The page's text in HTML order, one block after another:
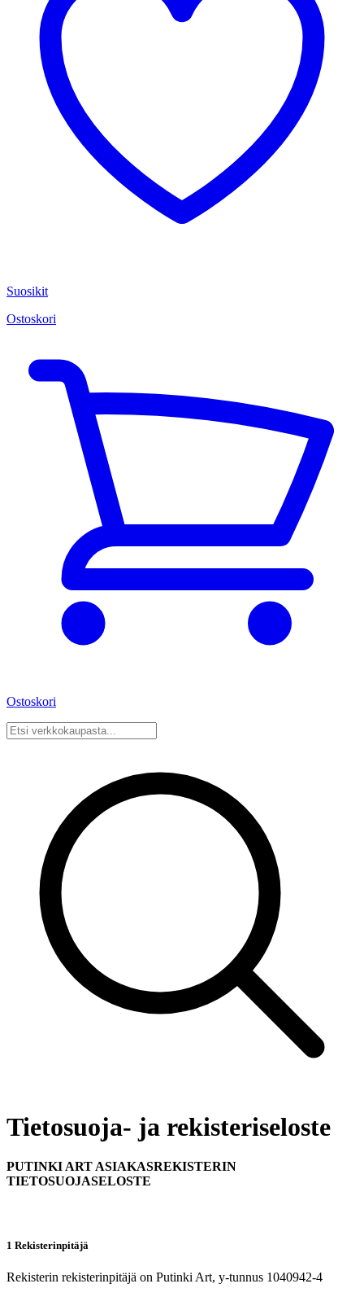
Suosikit
Ostoskori
Ostoskori
Tietosuoja- ja rekisteriseloste
PUTINKI ART ASIAKASREKISTERIN
TIETOSUOJASELOSTE
1 Rekisterinpitäjä
Rekisterin rekisterinpitäjä on Putinki Art, y-tunnus 1040942-4